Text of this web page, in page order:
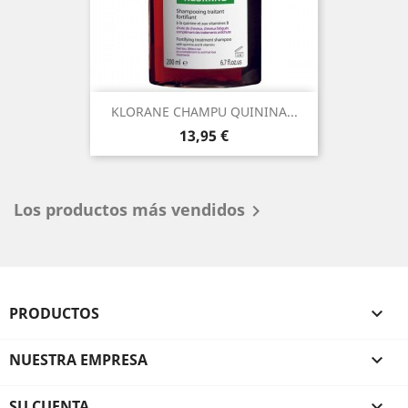
KLORANE CHAMPU QUININA...
Precio
13,95 €
Los productos más vendidos 
PRODUCTOS 
NUESTRA EMPRESA 